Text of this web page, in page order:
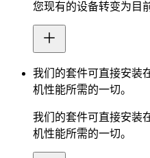
您现有的设备转变为目
我们的套件可直接安装
机性能所需的一切。
我们的套件可直接安装
机性能所需的一切。